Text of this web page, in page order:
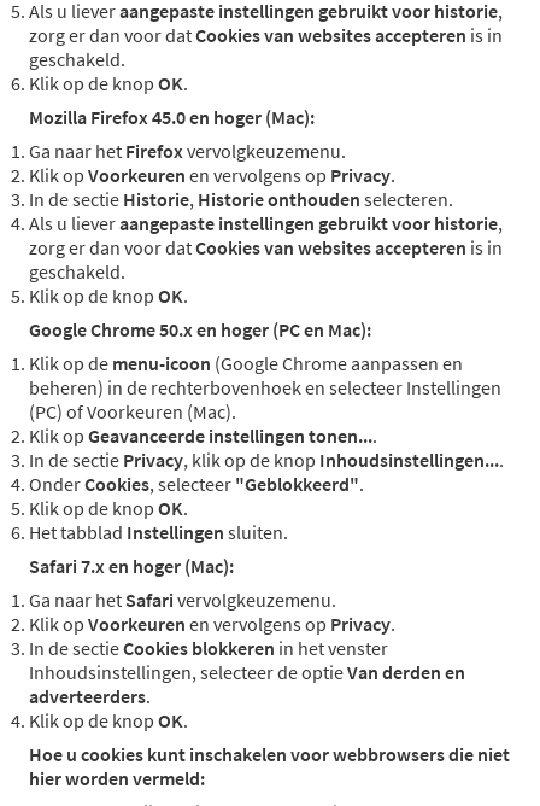
Als u lieveraangepaste instellingen gebruikt voor historie,
zorg er dan voor datCookies van websites accepteren is in
geschakeld.
Klik op de knop OK.
Mozilla Firefox 45.0 en hoger (Mac):
Ga naar het Firefoxvervolgkeuzemenu.
Klik op Voorkeuren en vervolgens op Privacy.
In de sectie Historie, Historie onthouden selecteren.
Als u lieveraangepaste instellingen gebruikt voor historie,
zorg er dan voor datCookies van websites accepteren is in
geschakeld.
Klik op de knop OK.
Google Chrome 50.x en hoger (PC en Mac):
Klik op de menu-icoon (Google Chrome aanpassen en
beheren) in de rechterbovenhoek en selecteer Instellingen
(PC) of Voorkeuren (Mac).
Klik op Geavanceerde instellingen tonen....
In de sectie Privacy, klik op de knop Inhoudsinstellingen....
OnderCookies, selecteer "Geblokkeerd".
Klik op de knop OK.
Het tabblad Instellingen sluiten.
Safari 7.x en hoger (Mac):
Ga naar het Safari vervolgkeuzemenu.
Klik op Voorkeuren en vervolgens op Privacy.
In de sectieCookies blokkeren in het venster
Inhoudsinstellingen, selecteer de optieVan derden en
adverteerders.
Klik op de knop OK.
Hoe u cookies kunt inschakelen voor webbrowsers die niet
hier worden vermeld: